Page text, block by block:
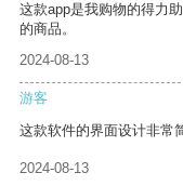
这款app是我购物的得力
的商品。
2024-08-13
游客
这款软件的界面设计非常
2024-08-13